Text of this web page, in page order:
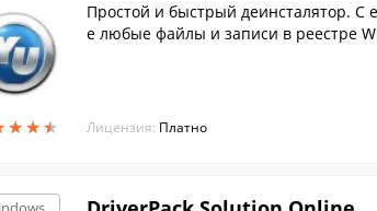
★★★
★★★
Простой и быстрый деинсталятор.
е любые файлы и записи в реестре
Лицензия: Платно